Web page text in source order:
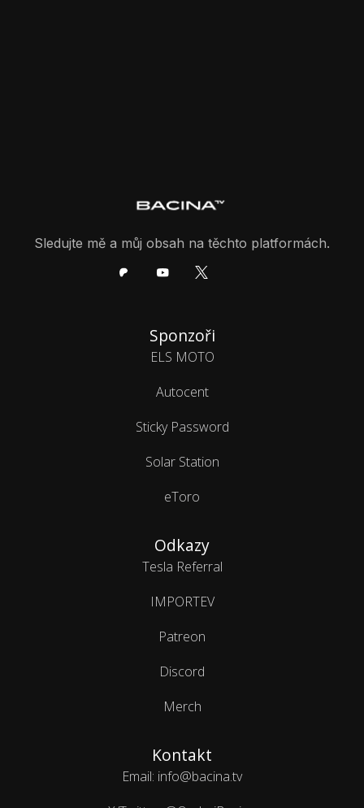
Sledujte mě a můj obsah na těchto platformách.
Sponzoři
ELS MOTO
Autocent
Sticky Password
Solar Station
eToro
Odkazy
Tesla Referral
IMPORTEV
Patreon
Discord
Merch
Kontakt
Email: info@bacina.tv